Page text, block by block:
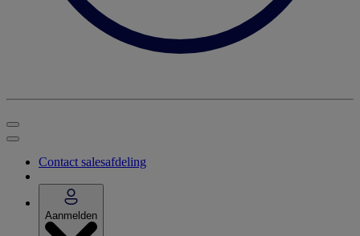
Contact salesafdeling
Aanmelden